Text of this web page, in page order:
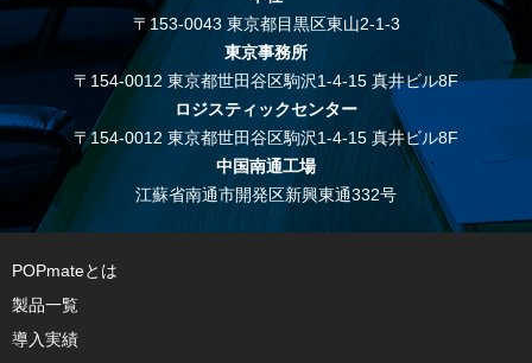
〒153-0043 東京都目黒区東山2-1-3
東京事務所
〒154-0012 東京都世田谷区駒沢1-4-15 真井ビル8F
ロジスティックセンター
〒154-0012 東京都世田谷区駒沢1-4-15 真井ビル8F
中国南通工場
江蘇省南通市開発区新興東通332号
POPmateとは
製品一覧
導入実績